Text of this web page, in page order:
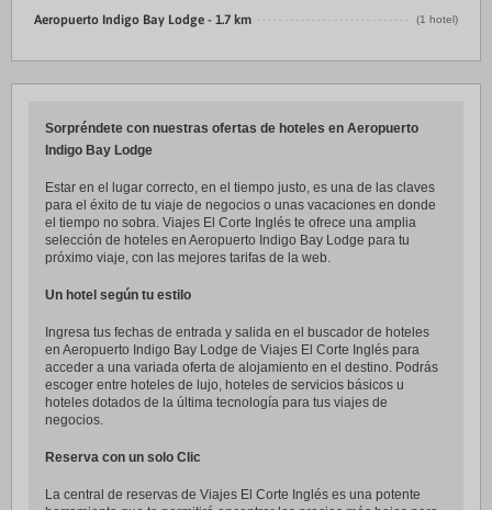
Aeropuerto Indigo Bay Lodge - 1.7 km (1 hotel)
Sorpréndete con nuestras ofertas de hoteles en Aeropuerto
Indigo Bay Lodge
Estar en el lugar correcto, en el tiempo justo, es una de las claves
para el éxito de tu viaje de negocios o unas vacaciones en donde
el tiempo no sobra. Viajes El Corte Inglés te ofrece una amplia
selección de hoteles en Aeropuerto Indigo Bay Lodge para tu
próximo viaje, con las mejores tarifas de la web.
Un hotel según tu estilo
Ingresa tus fechas de entrada y salida en el buscador de hoteles
en Aeropuerto Indigo Bay Lodge de Viajes El Corte Inglés para
acceder a una variada oferta de alojamiento en el destino. Podrás
escoger entre hoteles de lujo, hoteles de servicios básicos u
hoteles dotados de la última tecnología para tus viajes de
negocios.
Reserva con un solo Clic
La central de reservas de Viajes El Corte Inglés es una potente